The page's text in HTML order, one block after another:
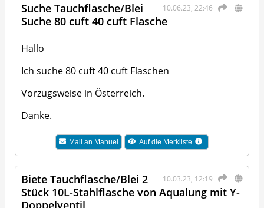
10.06.23, 22:46
Suche Tauchflasche/Blei
Suche 80 cuft 40 cuft Flasche
Hallo
Ich suche 80 cuft 40 cuft Flaschen
Vorzugsweise in Österreich.
Danke.
Mail an Manuel Auf die Merkliste
10.03.23, 12:19
Biete Tauchflasche/Blei 2
Stück 10L-Stahlflasche von Aqualung mit Y-
Doppelventil